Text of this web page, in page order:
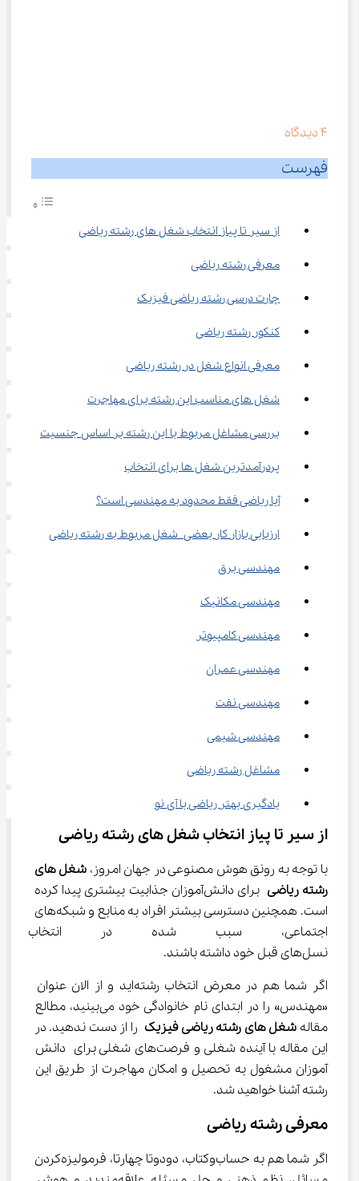
4 دیدگاه
فهرست
از سیر تا پیاز انتخاب شغل‌ های رشته ریاضی
معرفی رشته ‌ریاضی
چارت درسی رشته ریاضی فیزیک
کنکور رشته ریاضی
معرفی انواع شغل در رشته ریاضی
شغل های مناسب این رشته برای مهاجرت
بررسی مشاغل مربوط با این رشته بر اساس جنسیت
پردرآمدترین شغل ها برای انتخاب
آیا ریاضی فقط محدود به مهندسی است؟
ارزیابی بازار کار بعضی شغل مربوط به رشته ریاضی
مهندسی برق
مهندسی مکانیک
مهندسی کامپیوتر
مهندسی عمران
مهندسی نفت
مهندسی شیمی
مشاغل رشته ریاضی
یادگیری بهتر ریاضی با آی‌ نو
از سیر تا پیاز انتخاب شغل‌ های رشته ریاضی
با توجه به رونق هوش مصنوعی در جهان امروز،
شغل‌ های
رشته ریاضی
برای دانش‌آموزان جذابیت‌ بیشتری پیدا کرده
است. همچنین دسترسی بیشتر افراد به منابع و شبکه‌های
اجتماعی، سبب شده در انتخاب
نسل‌های قبل خود داشته باشند.
اگر شما هم در معرض انتخاب رشته‌اید و از الان عنوان
«مهندس» را در ابتدای نام خانوادگی خود می‌بینید، مطالع
مقاله شغل‌ های رشته ریاضی فیزیک
را از دست ندهید. در
این مقاله با آینده شغلی و فرصت‌های شغلی برای دانش
آموزان مشغول به تحصیل و امکان مهاجرت از طریق این
رشته آشنا خواهید شد.
معرفی رشته ‌ریاضی
اگر شما هم به حساب‌و‌کتاب، دودوتا چهارتا، فرمولیزه‌کردن